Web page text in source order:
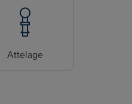
Attelage